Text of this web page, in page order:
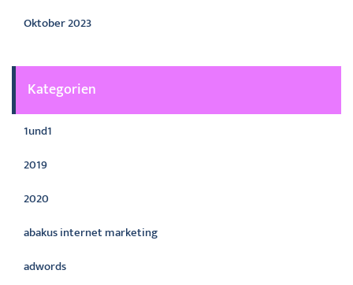
Oktober 2023
Kategorien
1und1
2019
2020
abakus internet marketing
adwords